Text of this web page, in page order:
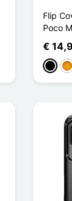
Flip
Poco
€
Zwart